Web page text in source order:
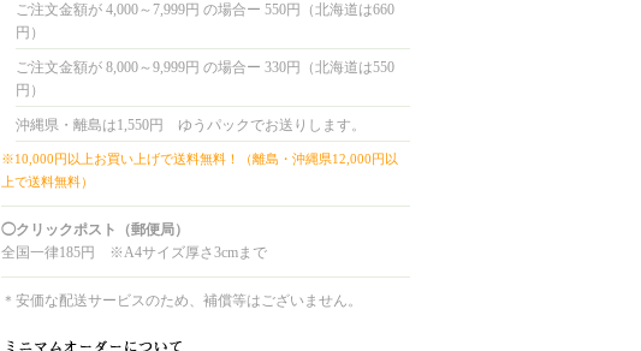
ご注文金額が 4,000～7,999円 の場合ー 550円（北海道は660
円）
ご注文金額が 8,000～9,999円 の場合ー 330円（北海道は550
円）
沖縄県・離島は1,550円 ゆうパックでお送りします。
※10,000円以上お買い上げで送料無料！（離島・沖縄県12,000円以
上で送料無料）
◯クリックポスト（郵便局）
全国一律185円 ※A4サイズ厚さ3cmまで
＊安価な配送サービスのため、補償等はございません。